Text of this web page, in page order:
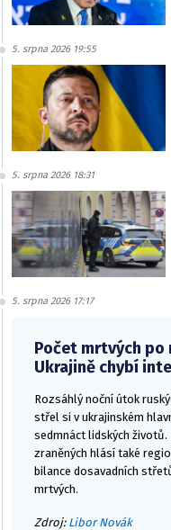
5. srpna 2026 19:55
5. srpna 2026 18:31
5. srpna 2026 17:17
Počet mrtvých
Ukrajině chybí
Rozsáhlý noční útok
střel si v ukrajinském
sedmnáct lidských
zraněných hlásí také
bilance dosavadních
mrtvých.
Zdroj: Libor Novák